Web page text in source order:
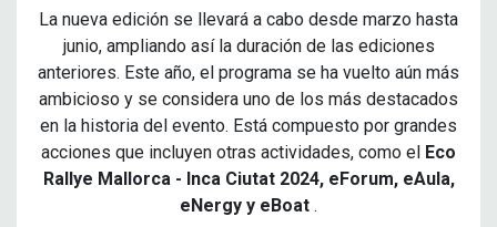
La nueva edición se llevará a cabo desde marzo hasta
junio, ampliando así la duración de las ediciones
anteriores. Este año, el programa se ha vuelto aún más
ambicioso y se considera uno de los más destacados
en la historia del evento. Está compuesto por grandes
acciones que incluyen otras actividades, como el Eco
Rallye Mallorca - Inca Ciutat 2024, eForum, eAula,
eNergy y eBoat .